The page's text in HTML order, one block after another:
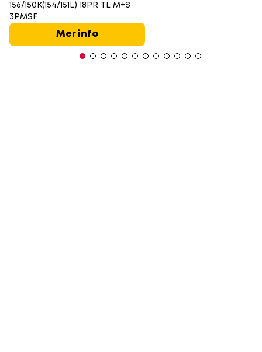
156/150K(154/151L) 18PR TL M+S
3PMSF
Mer info